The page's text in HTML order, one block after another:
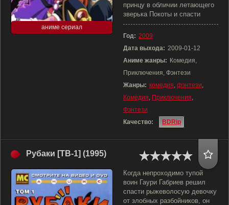
аниме сериал
принцу в обличии летающего
зверька Покоты и спасти
Год: 2009
Дата выхода: 2009-01-12
Аниме жанры: Комедия,
Приключения, Фэнтези
Жанры: комедия, фэнтези,
Комедия, Приключения,
Фэнтези
Качество:
BDRip
Рубаки [ТВ-1] (1995)
Когда непроходимо тупой
воин Гаури Габриев решил
спасти рыжеволосую девочку
от злобных разбойников, он